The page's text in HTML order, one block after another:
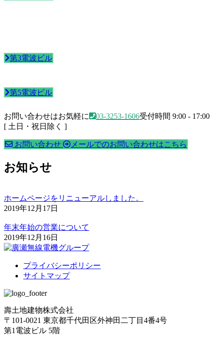
第3電波ビル
第5電波ビル
お問い合わせはお気軽に 03-3253-1606受付時間 9:00 - 17:00
[ 土日・祝日除く ]
お問い合わせ メールでのお問い合わせはこちら
お知らせ
ホームページをリニューアルしました。
2019年12月17日
年末年始の営業について
2019年12月16日
プライバシーポリシー
サイトマップ
壽土地建物株式会社
〒101-0021 東京都千代田区外神田二丁目4番4号
第1電波ビル 5階